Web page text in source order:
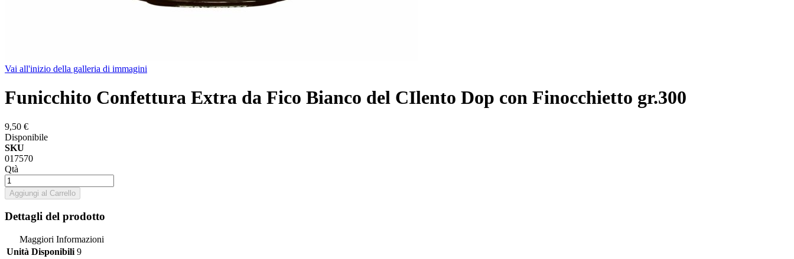
Vai all'inizio della galleria di immagini
Funicchito Confettura Extra da Fico Bianco del CIlento Dop con Finocchietto gr.300
9,50 €
Disponibile
SKU
017570
Qtà
Aggiungi al Carrello
Dettagli del prodotto
Maggiori Informazioni
Unità Disponibili 9